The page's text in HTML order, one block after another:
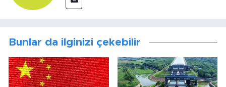
Bunlar da ilginizi çekebilir